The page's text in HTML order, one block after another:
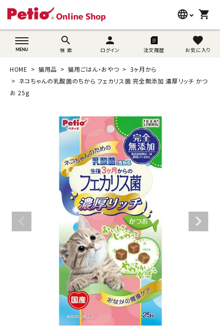
language
wovn-lang-name
shopping_cart
search
検 索
person
ログイン 注文履歴
favorite
お気に入り
search
猫用品
ブランド別に探す
目的別に探す
ご利用案内
ACCOUNT MENU
ようこそ ゲスト 様
person 新規会員登録
HOME 猫用品 猫用ごはん・おやつ
3ヶ月から
ネコちゃんの乳酸菌のちから フェカリス菌 完全無添加 濃厚リッチ かつ
お 25g